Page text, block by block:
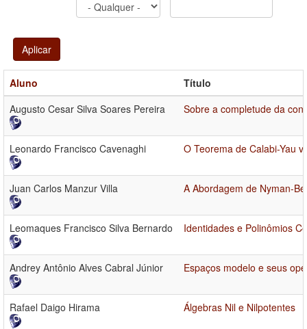
Aplicar
Aluno
Título
Augusto Cesar Silva Soares Pereira
Sobre a completude da
Leonardo Francisco Cavenaghi O Teorema de Calabi-Yau
Juan Carlos Manzur Villa A Abordagem de Nyman-
Leomaques Francisco Silva Bernardo Identidades e Polinômios
Andrey Antônio Alves Cabral Júnior Espaços modelo e seus
Rafael Daigo Hirama Álgebras Nil e Nilpotentes